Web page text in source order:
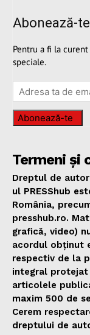
Abonează-
Pentru a fi la
speciale.
Abonează-te
Termeni și
Dreptul de
ul PRESShub
România,
presshub.ro.
grafică, video)
acordul obținut
respectiv de la
integral protejat
articolele
maxim 500 de
Cerem
dreptului de